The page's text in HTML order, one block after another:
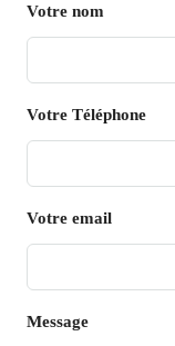
Votre nom
Votre Téléphone
Votre email
Message